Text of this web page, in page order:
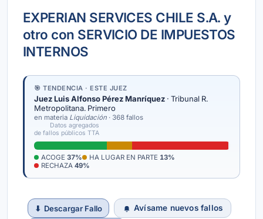
EXPERIAN SERVICES CHILE S.A. y
otro con SERVICIO DE IMPUESTOS
INTERNOS
🎯 TENDENCIA · ESTE JUEZ
Juez Luis Alfonso Pérez Manríquez · Tribunal R.
Metropolitana. Primero
en materia Liquidación · 368 fallos
Datos agregados
de fallos públicos TTA
ACOGE 37% HA LUGAR EN PARTE 13%
RECHAZA 49%
⬇ Descargar Fallo
Avísame nuevos fallos